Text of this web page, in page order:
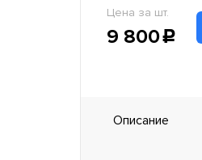
Цена за шт.
9 800c
Описание